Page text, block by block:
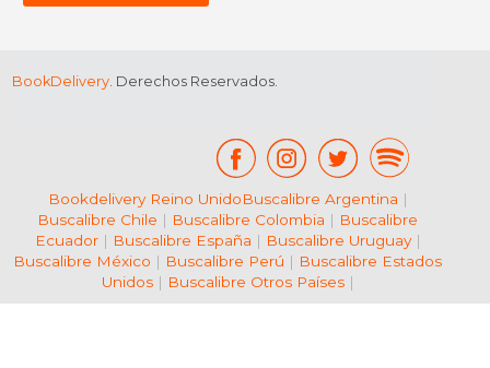
BookDelivery. Derechos Reservados.
Bookdelivery Reino UnidoBuscalibre Argentina |
Buscalibre Chile | Buscalibre Colombia | Buscalibre
Ecuador| Buscalibre España | Buscalibre Uruguay|
Buscalibre México | Buscalibre Perú | Buscalibre Estados
Unidos| Buscalibre Otros Países|